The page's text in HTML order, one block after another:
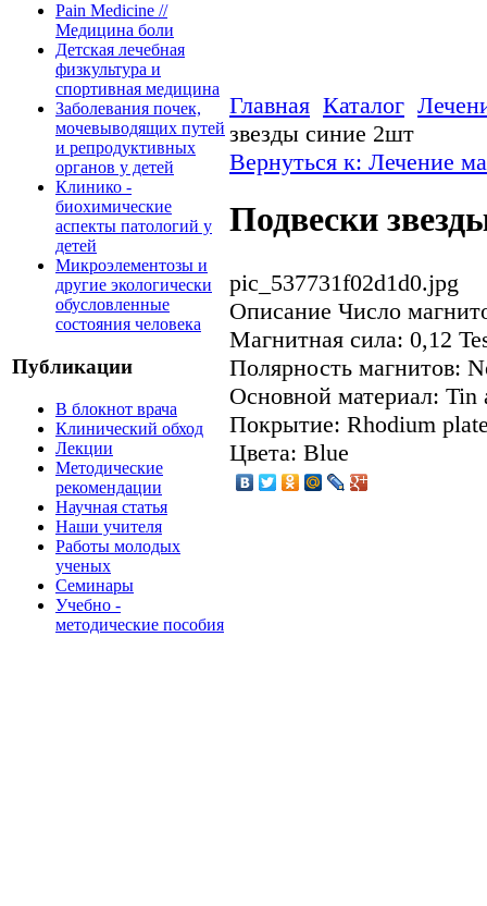
Pain Medicine //
Медицина боли
Детская лечебная
физкультура и
спортивная медицина
Заболевания почек,
мочевыводящих путей
и репродуктивных
органов у детей
Клинико -
биохимические
аспекты патологий у
детей
Микроэлементозы и
другие экологически
обусловленные
состояния человека
Публикации
В блокнот врача
Клинический обход
Лекции
Методические
рекомендации
Научная статья
Наши учителя
Работы молодых
ученых
Семинары
Учебно -
методические пособия
Главная Каталог
звезды синие 2шт
Вернуться к: Лечение
Подвески
pic_537731f02d1d0.jpg
Описание Число
Магнитная сила: 0,12
Полярность магнитов:
Основной материал: Tin
Покрытие: Rhodium
Цвета: Blue